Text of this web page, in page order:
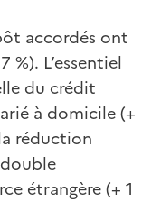
accordés ont
%). L’essentiel
du crédit
à domicile (+
réduction
étrangère (+ 1